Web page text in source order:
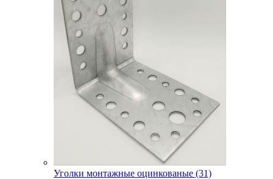
Уголки монтажные оцинкованые (31)